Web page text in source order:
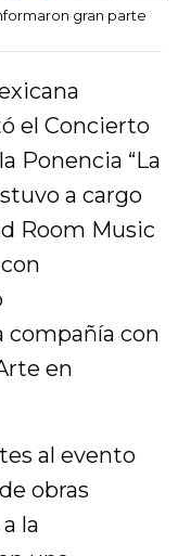
gran parte
el Concierto
Ponencia “La
a cargo
Room Music
compañía con
en
al evento
obras
la